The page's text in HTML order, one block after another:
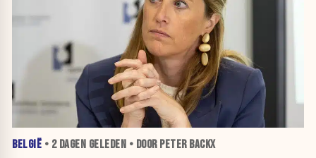
BELGIË • 2 DAGEN GELEDEN • DOOR PETER BACKX